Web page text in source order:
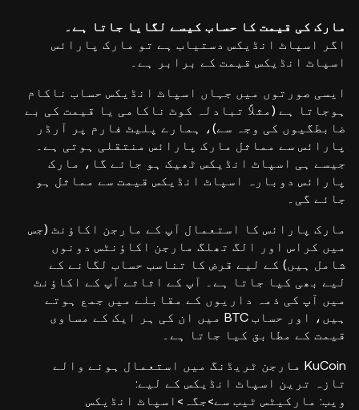
مارک کی قیمت کا حساب کیسے لگایا جاتا ہے۔
اگر اسپاٹ انڈیکس دستیاب ہے تو مارک پارائس
اسپاٹ انڈیکس قیمت کے برابر ہے۔
ایسی صورتوں میں جہاں اسپاٹ انڈیکس حساب ناکام
ہوجاتا ہے (مثلاً تبادلہ کوٹ ناکامی یا قیمت کی بے
ضابطگیوں کی وجہ سے)، ہمارے پلیٹ فارم پر آرڈر
پارائس سے مماثل مارک پارائس منتقلی ہوتی ہے۔
جیسے ہی اسپاٹ انڈیکس ٹھیک ہو جائے گا، مارک
پارائس دوبارہ اسپاٹ انڈیکس قیمت سے مماثل ہو
جائے گی۔
مارک پارائس کا استعمال آپ کے مارجن اکاؤنٹ (جس
میں کراس اور الگ تھلگ مارجن اکاؤنٹس دونوں
شامل ہیں) کے لیے قرض کا تناسب حساب لگانے کے
لیے بھی کیا جاتا ہے۔ آپ کے اثاثے آپ کے اکاؤنٹ
میں آپ کی ذمہ داریوں کے مقابلے میں جمع ہوتے
ہیں، اور حساب BTC میں ان کی ہر ایک کے مساوی
قیمت کے مطابق کیا جاتا ہے۔
KuCoin مارجن ٹریڈنگ میں استعمال ہونے والے
تازہ ترین اسپاٹ انڈیکس کے لیے:
ویب: مارکیٹس ٹیب سے>جگہ > اسپاٹ انڈیکس